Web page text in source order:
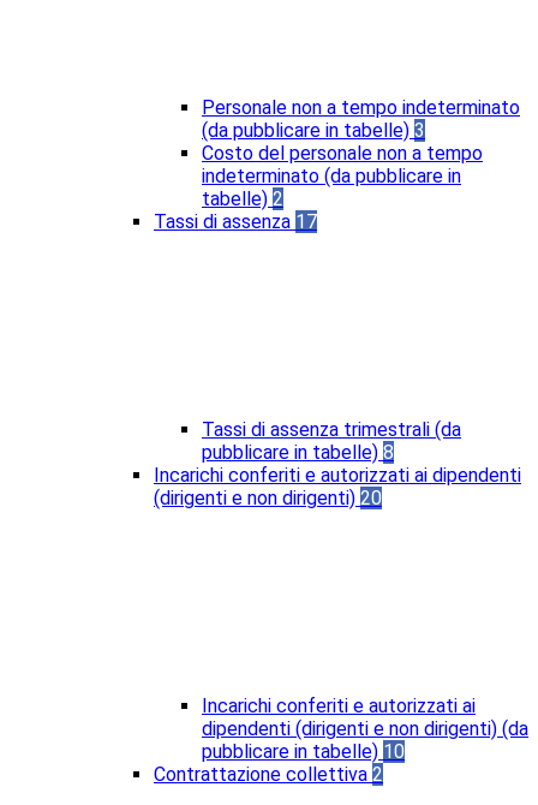
Personale non a tempo indeterminato
(da pubblicare in tabelle) 3
Costo del personale non a tempo
indeterminato (da pubblicare in
tabelle) 2
Tassi di assenza 17
Tassi di assenza trimestrali (da
pubblicare in tabelle) 8
Incarichi conferiti e autorizzati ai dipendenti
(dirigenti e non dirigenti) 20
Incarichi conferiti e autorizzati ai
dipendenti (dirigenti e non dirigenti) (da
pubblicare in tabelle) 10
Contrattazione collettiva 2